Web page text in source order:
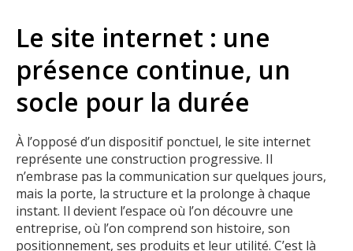
Le site internet : une
présence continue, un
socle pour la durée
À l’opposé d’un dispositif ponctuel, le site internet
représente une construction progressive. Il
n’embrase pas la communication sur quelques jours,
mais la porte, la structure et la prolonge à chaque
instant. Il devient l’espace où l’on découvre une
entreprise, où l’on comprend son histoire, son
positionnement, ses produits et leur utilité. C’est là